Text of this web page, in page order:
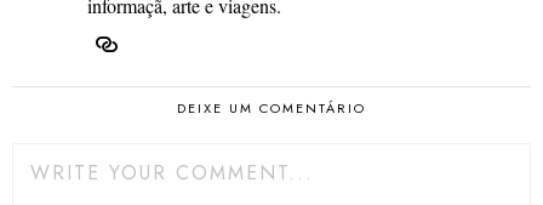
informaçã, arte e viagens.
DEIXE UM COMENTÁRIO